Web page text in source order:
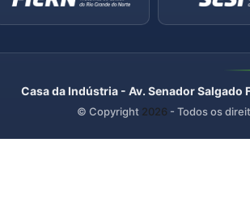
Casa da Indústria - Av. Senador
© Copyright 2026 - Todos os